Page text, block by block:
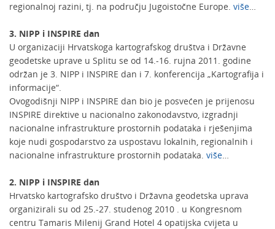
regionalnoj razini, tj. na području Jugoistočne Europe. više…
3. NIPP i INSPIRE dan
U organizaciji Hrvatskoga kartografskog društva i Državne
geodetske uprave u Splitu se od 14.-16. rujna 2011. godine
održan je 3. NIPP i INSPIRE dan i 7. konferencija „Kartografija i
informacije“.
Ovogodišnji NIPP i INSPIRE dan bio je posvećen je prijenosu
INSPIRE direktive u nacionalno zakonodavstvo, izgradnji
nacionalne infrastrukture prostornih podataka i rješenjima
koje nudi gospodarstvo za uspostavu lokalnih, regionalnih i
nacionalne infrastrukture prostornih podataka. više…
2. NIPP i INSPIRE dan
Hrvatsko kartografsko društvo i Državna geodetska uprava
organizirali su od 25.-27. studenog 2010 . u Kongresnom
centru Tamaris Milenij Grand Hotel 4 opatijska cvijeta u